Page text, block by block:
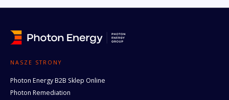
NASZE STRONY
Photon Energy B2B Sklep Online
Photon Remediation